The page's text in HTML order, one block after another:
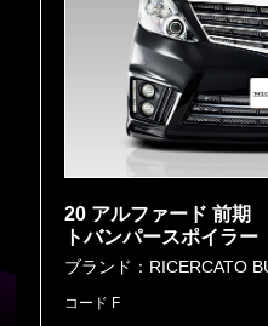
20 アルファード 前期
トバンパースポイラー
ブランド：RICERCATO
コード F